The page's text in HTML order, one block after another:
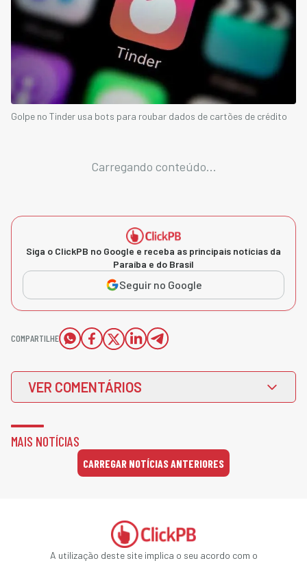
Golpe no Tinder usa bots para roubar dados de cartões de crédito
Carregando conteúdo...
Siga o ClickPB no Google e receba as principais notícias da
Paraíba e do Brasil
Seguir no Google
COMPARTILHE
VER COMENTÁRIOS
MAIS NOTÍCIAS
CARREGAR NOTÍCIAS ANTERIORES
A utilização deste site implica o seu acordo com o